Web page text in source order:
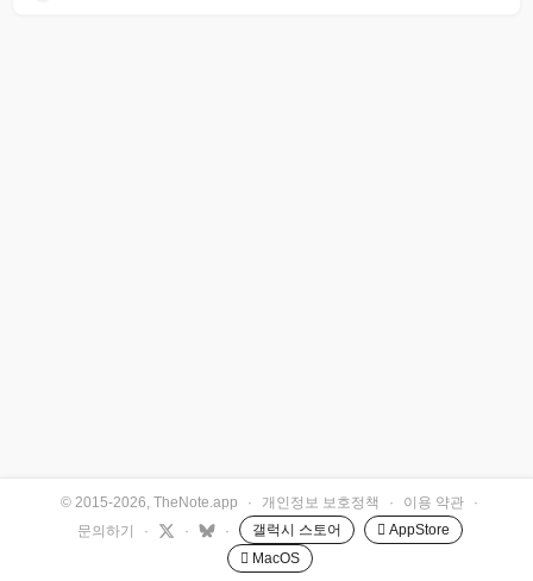
© 2015-2026, TheNote.app · 개인정보 보호정책 · 이용 약관
·
문의하기
· · · 갤럭시 스토어
 AppStore
 MacOS